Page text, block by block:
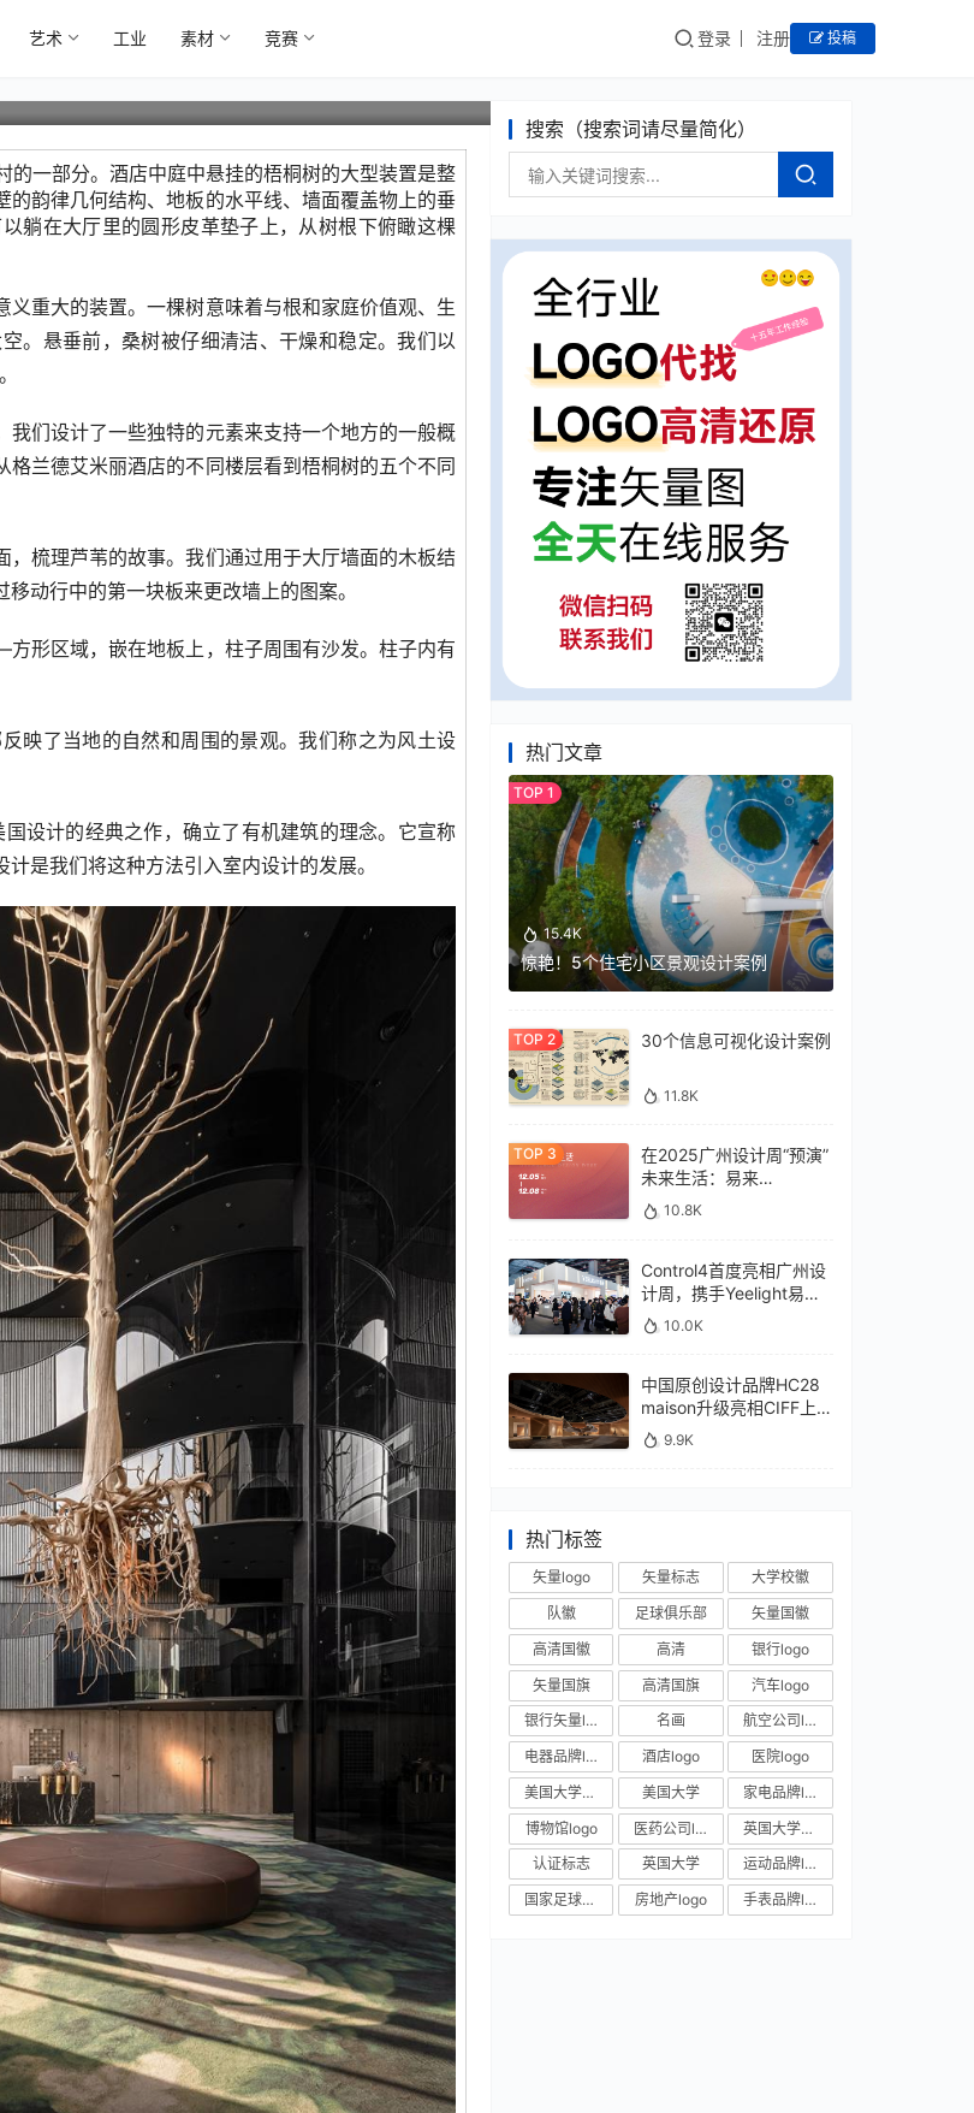
艺术 工业 素材 竞赛 登录 注册 投稿
计
一部分。酒店中庭中悬挂的梧桐树的大型装置是整
韵律几何结构、地板的水平线、墙面覆盖物上的垂
躺在大厅里的圆形皮革垫子上，从树根下俯瞰这棵
重大的装置。一棵树意味着与根和家庭价值观、生
。悬垂前，桑树被仔细清洁、干燥和稳定。我们以
们设计了一些独特的元素来支持一个地方的一般概
兰德艾米丽酒店的不同楼层看到梧桐树的五个不同
梳理芦苇的故事。我们通过用于大厅墙面的木板结
动行中的第一块板来更改墙上的图案。
形区域，嵌在地板上，柱子周围有沙发。柱子内有
映了当地的自然和周围的景观。我们称之为风土设
设计的经典之作，确立了有机建筑的理念。它宣称
是我们将这种方法引入室内设计的发展。
搜索（搜索词请尽量简化）
热门文章
15.4K
惊艳！5个住宅小区景观设计案例
30个信息可视化设计案例
11.8K
在2025广州设计周“预演”
未来生活：易来
xControl4展位待您亲鉴
10.8K
Control4首度亮相广州设
计周，携手Yeelight易来
深化本土战略
10.0K
中国原创设计品牌HC28
maison升级亮相CIFF上
海，汇聚设计巨擘
9.9K
热门标签
矢量logo 矢量标志
大学校徽
队徽
足球俱乐部
矢量国徽
高清国徽
高清
银行logo
矢量国旗
高清国旗
汽车logo
银行矢量logo
名画
航空公司logo
电器品牌logo
酒店logo
医院logo
美国大学校徽
美国大学
家电品牌logo
博物馆logo
医药公司logo
英国大学校徽
认证标志
英国大学
运动品牌logo
国家足球队队徽
房地产logo 手表品牌logo